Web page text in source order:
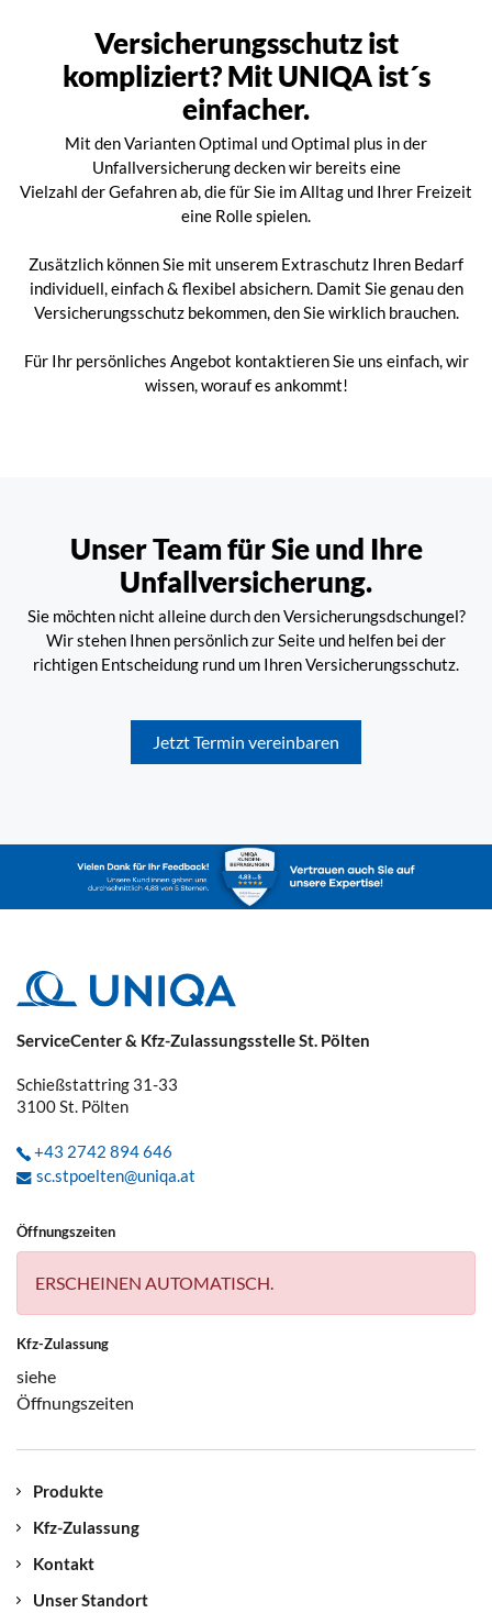
Versicherungsschutz ist
kompliziert? Mit UNIQA ist´s
einfacher.
Mit den Varianten Optimal und Optimal plus in der
Unfallversicherung decken wir bereits eine
Vielzahl der Gefahren ab, die für Sie im Alltag und Ihrer Freizeit
eine Rolle spielen.
Zusätzlich können Sie mit unserem Extraschutz Ihren Bedarf
individuell, einfach & flexibel absichern. Damit Sie genau den
Versicherungsschutz bekommen, den Sie wirklich brauchen.
Für Ihr persönliches Angebot kontaktieren Sie uns einfach, wir
wissen, worauf es ankommt!
Unser Team für Sie und Ihre
Unfallversicherung.
Sie möchten nicht alleine durch den Versicherungsdschungel?
Wir stehen Ihnen persönlich zur Seite und helfen bei der
richtigen Entscheidung rund um Ihren Versicherungsschutz.
Jetzt Termin vereinbaren
ServiceCenter & Kfz-Zulassungsstelle St. Pölten
Schießstattring 31-33
3100St. Pölten
+43 2742 894 646
sc.stpoelten@uniqa.at
Öffnungszeiten
ERSCHEINEN AUTOMATISCH.
Kfz-Zulassung
siehe
Öffnungszeiten
Produkte
Kfz-Zulassung
Kontakt
Unser Standort